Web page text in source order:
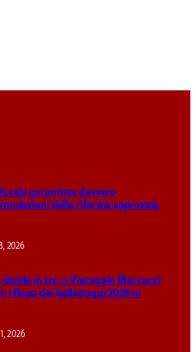
garantisce davvero
della riforma approvata
2026
divide in tre, a Viareggio Marcucci
i flussi dei ballottaggi 2026 in
2026